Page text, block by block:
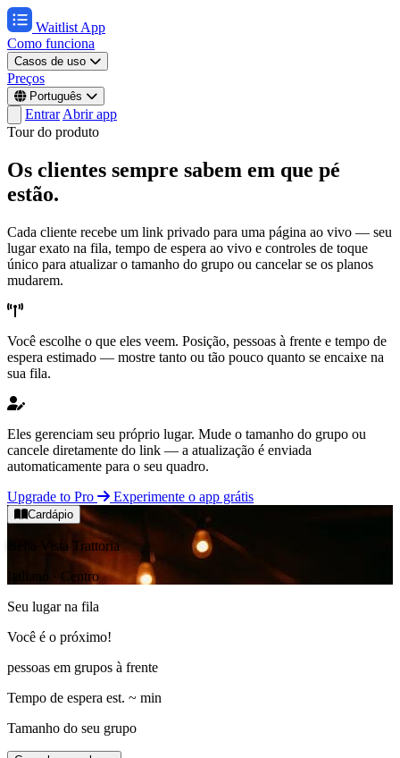
Waitlist App
Como funciona
Casos de uso
Preços
Português
Entrar Abrir app
Tour do produto
Os clientes sempre sabem em que pé
estão.
Cada cliente recebe um link privado para uma página ao vivo — seu
lugar exato na fila, tempo de espera ao vivo e controles de toque
único para atualizar o tamanho do grupo ou cancelar se os planos
mudarem.
Você escolhe o que eles veem. Posição, pessoas à frente e tempo de
espera estimado — mostre tanto ou tão pouco quanto se encaixe na
sua fila.
Eles gerenciam seu próprio lugar. Mude o tamanho do grupo ou
cancele diretamente do link — a atualização é enviada
automaticamente para o seu quadro.
Upgrade to Pro
Experimente o app grátis
Cardápio
Bella Vista Trattoria
Italiano · Centro
Seu lugar na fila
Você é o próximo!
pessoas em grupos à frente
Tempo de espera est. ~ min
Tamanho do seu grupo